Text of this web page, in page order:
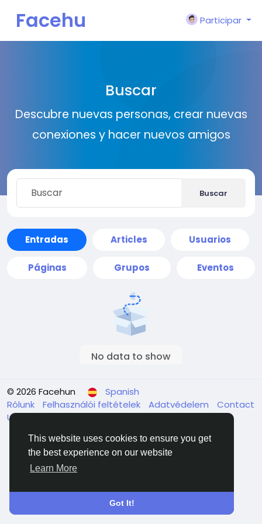
This website uses cookies to ensure you get
the best experience on our website
Learn More
Got It!
Facehu
Participar
Buscar
Descubre nuevas personas, crear nuevas
conexiones y hacer nuevos amigos
Buscar
Entradas Articles Usuarios
Páginas Grupos Eventos
No data to show
© 2026 Facehun
Spanish
Rólunk
Felhasználói feltételek Adatvédelem
Contact
Us